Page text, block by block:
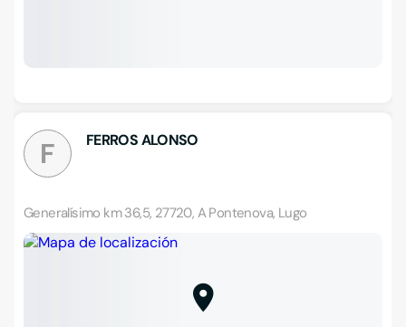
F FERROS ALONSO
Generalísimo km 36,5, 27720, A Pontenova, Lugo